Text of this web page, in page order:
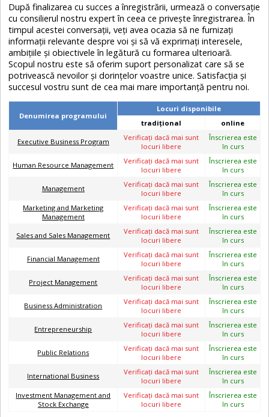
După finalizarea cu succes a înregistrării, urmează o conversație
cu consilierul nostru expert în ceea ce privește înregistrarea. În
timpul acestei conversații, veți avea ocazia să ne furnizați
informații relevante despre voi și să vă exprimați interesele,
ambițiile și obiectivele în legătură cu formarea ulterioară.
Scopul nostru este să oferim suport personalizat care să se
potrivească nevoilor și dorințelor voastre unice. Satisfacția și
succesul vostru sunt de cea mai mare importanță pentru noi.
Denumirea programului
Locuri disponibile
tradiţional
online
Executive Business Program
Verificaţi dacă mai sunt
locuri libere
Înscrierea este
în curs
Human Resource Management
Verificaţi dacă mai sunt
locuri libere
Înscrierea este
în curs
Management
Verificaţi dacă mai sunt
locuri libere
Înscrierea este
în curs
Marketing and Marketing
Management
Verificaţi dacă mai sunt
locuri libere
Înscrierea este
în curs
Sales and Sales Management
Verificaţi dacă mai sunt
locuri libere
Înscrierea este
în curs
Financial Management
Verificaţi dacă mai sunt
locuri libere
Înscrierea este
în curs
Project Management
Verificaţi dacă mai sunt
locuri libere
Înscrierea este
în curs
Business Administration
Verificaţi dacă mai sunt
locuri libere
Înscrierea este
în curs
Entrepreneurship
Verificaţi dacă mai sunt
locuri libere
Înscrierea este
în curs
Public Relations
Verificaţi dacă mai sunt
locuri libere
Înscrierea este
în curs
International Business
Verificaţi dacă mai sunt
locuri libere
Înscrierea este
în curs
Investment Management and
Stock Exchange
Verificaţi dacă mai sunt
locuri libere
Înscrierea este
în curs